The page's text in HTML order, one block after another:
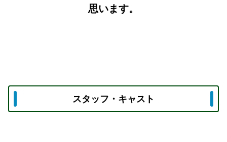
思います。
スタッフ・キャスト